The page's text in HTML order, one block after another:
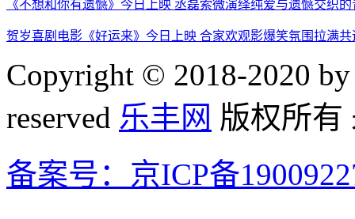
《不想和你有遗憾》今日上映 丞磊索微演绎纯爱与遗憾交织
贺岁喜剧电影《好运来》今日上映 合家欢观影爆笑氛围拉满
Copyright © 2018-2020
reserved 乐丰网 版权所有
备案号：京ICP备